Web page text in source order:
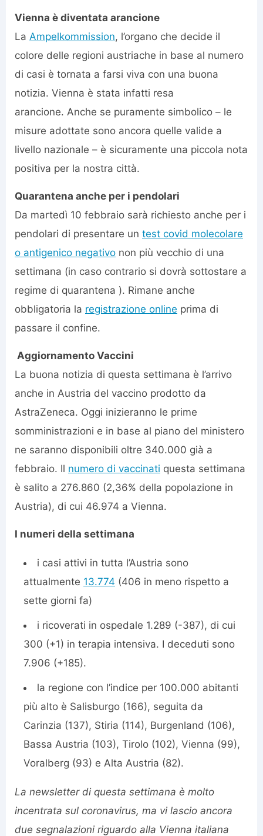
Vienna è diventata arancione
La Ampelkommission, l’organo che decide il
colore delle regioni austriache in base al numero
di casi è tornata a farsi viva con una buona
notizia. Vienna è stata infatti resa
arancione. Anche se puramente simbolico – le
misure adottate sono ancora quelle valide a
livello nazionale – è sicuramente una piccola nota
positiva per la nostra città.
Quarantena anche per i pendolari
Da martedì 10 febbraio sarà richiesto anche per i
pendolari di presentare un test covid molecolare
o antigenico negativo non più vecchio di una
settimana (in caso contrario si dovrà sottostare a
regime di quarantena ). Rimane anche
obbligatoria la registrazione online prima di
passare il confine.
Aggiornamento Vaccini
La buona notizia di questa settimana è l’arrivo
anche in Austria del vaccino prodotto da
AstraZeneca. Oggi inizieranno le prime
somministrazioni e in base al piano del ministero
ne saranno disponibili oltre 340.000 già a
febbraio. Il numero di vaccinati questa settimana
è salito a 276.860 (2,36% della popolazione in
Austria), di cui 46.974 a Vienna.
I numeri della settimana
i casi attivi in tutta l’Austria sono
attualmente 13.774 (406 in meno rispetto a
sette giorni fa)
i ricoverati in ospedale 1.289 (-387), di cui
300 (+1) in terapia intensiva. I deceduti sono
7.906 (+185).
la regione con l’indice per 100.000 abitanti
più alto è Salisburgo (166), seguita da
Carinzia (137), Stiria (114), Burgenland (106),
Bassa Austria (103), Tirolo (102), Vienna (99),
Voralberg (93) e Alta Austria (82).
La newsletter di questa settimana è molto
incentrata sul coronavirus, ma vi lascio ancora
due segnalazioni riguardo alla Vienna italiana